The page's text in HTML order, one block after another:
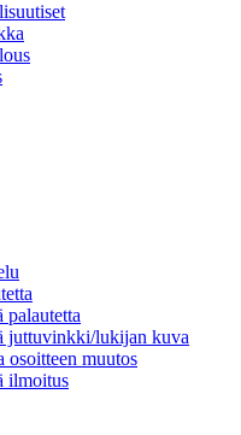
palautetta
juttuvinkki/lukijan kuva
osoitteen muutos
ilmoitus